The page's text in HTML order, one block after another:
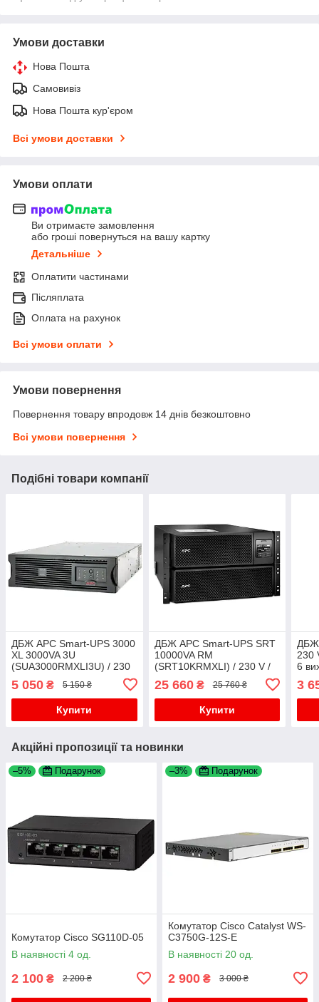
Умови доставки
Нова Пошта
Самовивіз
Нова Пошта кур'єром
Всі умови доставки
Умови оплати
Ви отримаєте замовлення
або гроші повернуться на вашу картку
Детальніше
Оплатити частинами
Післяплата
Оплата на рахунок
Всі умови оплати
Умови повернення
Повернення товару впродовж 14 днів безкоштовно
Всі умови повернення
Подібні товари компанії
ДБЖ APC Smart-UPS 3000
XL 3000VA 3U
(SUA3000RMXLI3U) / 230
виходів / RS-232, USB,
SmartSlot / Без АКБ
5 050 ₴ 5 150 ₴
Купити
ДБЖ APC Smart-UPS SRT
10000VA RM
(SRT10KRMXLI) / 230 V /
10000 V·А / 10000W / 10
виходів / RS-232,
SmartSlot, LAN / Без АКБ
25 660₴ 25 760 ₴
Купити
ДБЖ
230
6
АКБ
3
Акційні пропозиції та новинки
–5% Подарунок
Комутатор Cisco SG110D-05
В наявності 4 од.
2 100 ₴ 2 200 ₴
–3% Подарунок
Комутатор Cisco Catalyst WS-
C3750G-12S-E
В наявності 20 од.
2 900 ₴ 3 000 ₴